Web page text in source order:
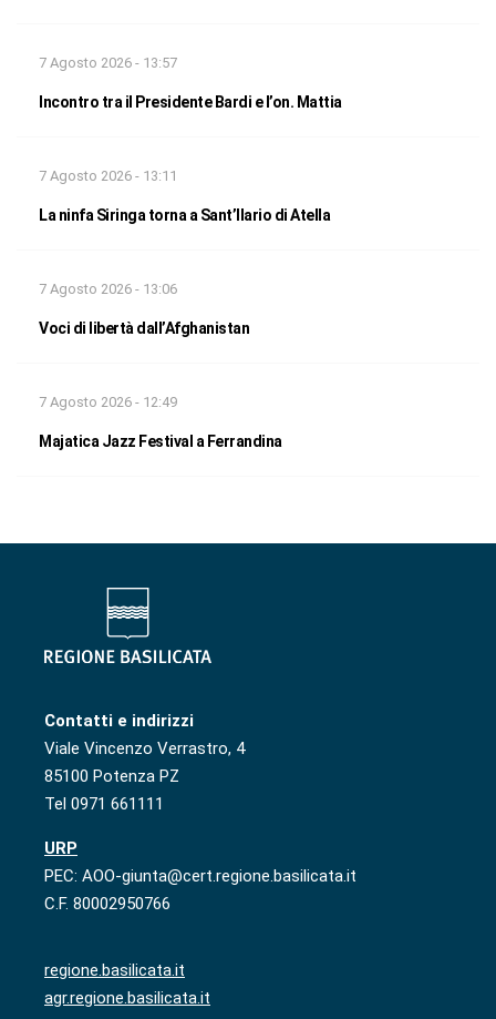
7 Agosto 2026 - 13:57
Incontro tra il Presidente Bardi e l’on. Mattia
7 Agosto 2026 - 13:11
La ninfa Siringa torna a Sant’Ilario di Atella
7 Agosto 2026 - 13:06
Voci di libertà dall’Afghanistan
7 Agosto 2026 - 12:49
Majatica Jazz Festival a Ferrandina
Contatti e indirizzi
Viale Vincenzo Verrastro, 4
85100 Potenza PZ
Tel 0971 661111
URP
PEC: AOO-giunta@cert.regione.basilicata.it
C.F. 80002950766
regione.basilicata.it
agr.regione.basilicata.it